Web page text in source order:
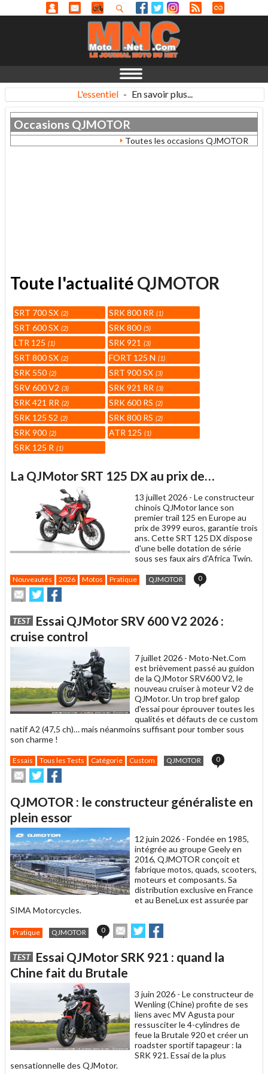
L'essentiel - En savoir plus...
Occasions QJMOTOR
Toutes les occasions QJMOTOR
Toute l'actualité QJMOTOR
SRT 700 SX 2 SRK 800 RR 1
SRT 600 SX 2 SRK 800 5
LTR 125 1 SRK 921 3
SRT 800 SX 2 FORT 125 N 1
SRK 550 2 SRT 900 SX 3
SRV 600 V2 3 SRK 921 RR 3
SRK 421 RR 2 SRK 600 RS 2
SRK 125 S2 2 SRK 800 RS 2
SRK 900 2 ATR 125 1
SRK 125 R 1
La QJMotor SRT 125 DX au prix de…
13 juillet 2026 - Le constructeur
chinois QJMotor lance son
premier trail 125 en Europe au
prix de 3999 euros, garantie trois
ans. Cette SRT 125 DX dispose
d'une belle dotation de série
sous ses faux airs d'Africa Twin.
Nouveautés 2026 Motos Pratique QJMOTOR 0
Envoyer
cet
à
un
ami
Partager
sur
sur
TEST Essai QJMotor SRV 600 V2 2026 :
cruise control
7 juillet 2026 - Moto-Net.Com
est brièvement passé au guidon
de la QJMotor SRV600 V2, le
nouveau cruiser à moteur V2 de
QJMotor. Un trop bref galop
d'essai pour éprouver toutes les
qualités et défauts de ce custom
natif A2 (47,5 ch)… mais néanmoins suffisant pour tomber sous
son charme !
Essais Tous les Tests Catégorie Custom QJMOTOR 0
Envoyer
cet
à
un
ami
Partager
sur
sur
QJMOTOR : le constructeur généraliste en
plein essor
12 juin 2026 - Fondée en 1985,
intégrée au groupe Geely en
2016, QJMOTOR conçoit et
fabrique motos, quads, scooters,
moteurs et composants. Sa
distribution exclusive en France
et au BeneLux est assurée par
SIMA Motorcycles.
Pratique QJMOTOR 0
Envoyer
cet
à
un
ami
Partager
sur sur
TEST Essai QJMotor SRK 921 : quand la
Chine fait du Brutale
3 juin 2026 - Le constructeur de
Wenling (Chine) profite de ses
liens avec MV Agusta pour
ressusciter le 4-cylindres de
feue la Brutale 920 et créer un
roadster sportif tapageur : la
SRK 921. Essai de la plus
sensationnelle des QJMotor.